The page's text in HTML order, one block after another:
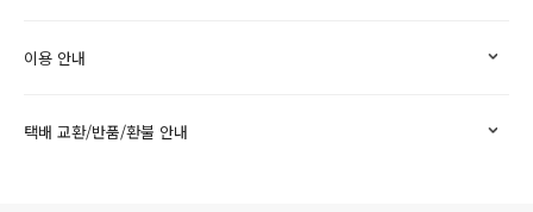
이용 안내
택배 교환/반품/환불 안내